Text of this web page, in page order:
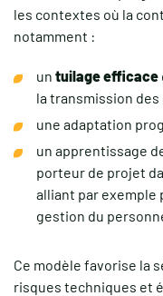
les contextes où la
notamment :
un tuilage efficace
la transmission
une adaptation
un apprentissage
porteur de projet
alliant par
gestion du
Ce modèle favorise la
risques techniques et